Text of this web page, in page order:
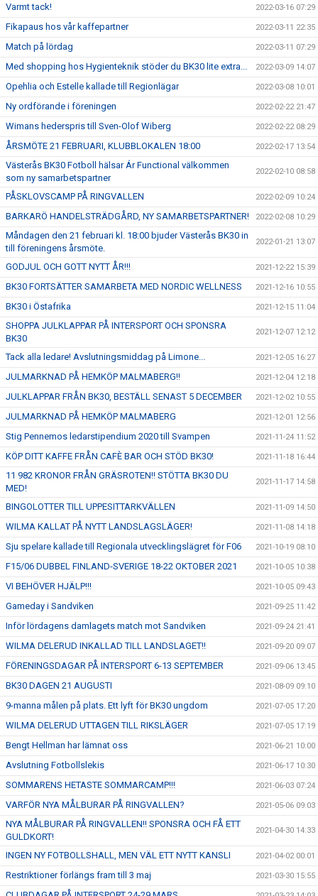
Varmt tack! 2022-03-16 07:29
Fikapaus hos vår kaffepartner 2022-03-11 22:35
Match på lördag 2022-03-11 07:29
Med shopping hos Hygienteknik stöder du BK30 lite extra... 2022-03-09 14:07
Opehlia och Estelle kallade till Regionlägar 2022-03-08 10:01
Ny ordförande i föreningen 2022-02-22 21:47
Wimans hederspris till Sven-Olof Wiberg 2022-02-22 08:29
ÅRSMÖTE 21 FEBRUARI, KLUBBLOKALEN 18:00 2022-02-17 13:54
Västerås BK30 Fotboll hälsar Ár Functional välkommen
som ny samarbetspartner
2022-02-10 08:58
PÅSKLOVSCAMP PÅ RINGVALLEN 2022-02-09 10:24
BARKARÖ HANDELSTRÄDGÅRD, NY SAMARBETSPARTNER! 2022-02-08 10:29
Måndagen den 21 februari kl. 18:00 bjuder Västerås BK30 in
till föreningens årsmöte.
2022-01-21 13:07
GODJUL OCH GOTT NYTT ÅR!!! 2021-12-22 15:39
BK30 FORTSÄTTER SAMARBETA MED NORDIC WELLNESS 2021-12-16 10:55
BK30 i Östafrika 2021-12-15 11:04
SHOPPA JULKLAPPAR PÅ INTERSPORT OCH SPONSRA
BK30
2021-12-07 12:12
Tack alla ledare! Avslutningsmiddag på Limone... 2021-12-05 16:27
JULMARKNAD PÅ HEMKÖP MALMABERG!! 2021-12-04 12:18
JULKLAPPAR FRÅN BK30, BESTÄLL SENAST 5 DECEMBER 2021-12-02 10:55
JULMARKNAD PÅ HEMKÖP MALMABERG 2021-12-01 12:56
Stig Pennemos ledarstipendium 2020 till Svampen 2021-11-24 11:52
KÖP DITT KAFFE FRÅN CAFÈ BAR OCH STÖD BK30! 2021-11-18 16:44
11 982 KRONOR FRÅN GRÄSROTEN!! STÖTTA BK30 DU
MED!
2021-11-17 14:58
BINGOLOTTER TILL UPPESITTARKVÄLLEN 2021-11-09 14:50
WILMA KALLAT PÅ NYTT LANDSLAGSLÄGER! 2021-11-08 14:18
Sju spelare kallade till Regionala utvecklingslägret för F06 2021-10-19 08:10
F15/06 DUBBEL FINLAND-SVERIGE 18-22 OKTOBER 2021 2021-10-05 10:38
VI BEHÖVER HJÄLP!!! 2021-10-05 09:43
Gameday i Sandviken 2021-09-25 11:42
Inför lördagens damlagets match mot Sandviken 2021-09-24 21:41
WILMA DELERUD INKALLAD TILL LANDSLAGET!! 2021-09-20 09:07
FÖRENINGSDAGAR PÅ INTERSPORT 6-13 SEPTEMBER 2021-09-06 13:45
BK30 DAGEN 21 AUGUSTI 2021-08-09 09:10
9-manna målen på plats. Ett lyft för BK30 ungdom 2021-07-05 17:20
WILMA DELERUD UTTAGEN TILL RIKSLÄGER 2021-07-05 17:19
Bengt Hellman har lämnat oss 2021-06-21 10:00
Avslutning Fotbollslekis 2021-06-17 10:30
SOMMARENS HETASTE SOMMARCAMP!!! 2021-06-03 07:24
VARFÖR NYA MÅLBURAR PÅ RINGVALLEN? 2021-05-06 09:03
NYA MÅLBURAR PÅ RINGVALLEN!! SPONSRA OCH FÅ ETT
GULDKORT!
2021-04-30 14:33
INGEN NY FOTBOLLSHALL, MEN VÄL ETT NYTT KANSLI 2021-04-02 00:01
Restriktioner förlängs fram till 3 maj 2021-03-30 15:55